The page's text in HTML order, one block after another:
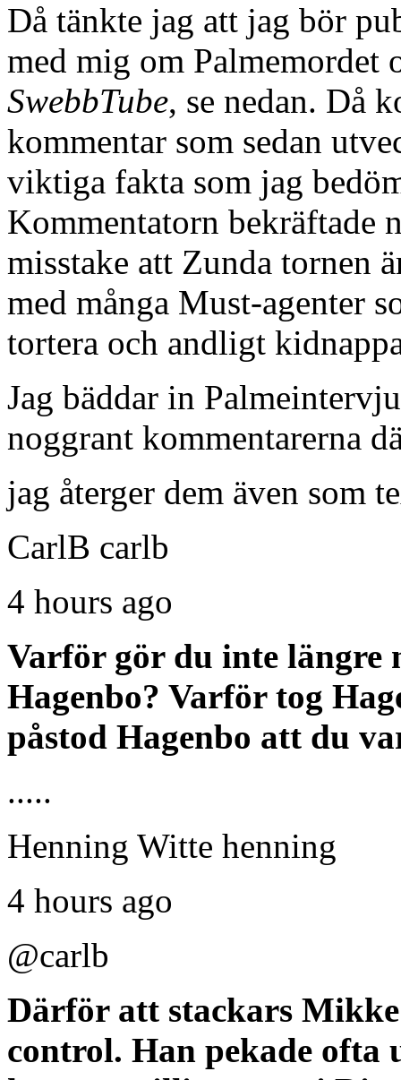
Då tänkte jag att jag bör
med mig om Palmemordet
SwebbTube, se nedan. Då
kommentar som sedan
viktiga fakta som jag
Kommentatorn bekräftade
misstake att Zunda tornen
med många Must-agenter
tortera och andligt
Jag bäddar in
noggrant kommentarerna
jag återger dem även som
CarlB carlb
4 hours ago
Varför gör du inte längre
Hagenbo? Varför tog
påstod Hagenbo att du
.....
Henning Witte henning
4 hours ago
@carlb
Därför att stackars
control. Han pekade ofta